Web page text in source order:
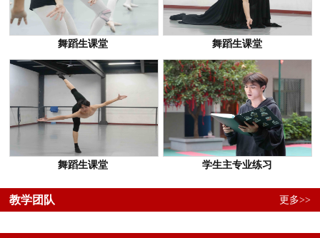
舞蹈生课堂 舞蹈生课堂
舞蹈生课堂 学生主专业练习
教学团队 更多>>